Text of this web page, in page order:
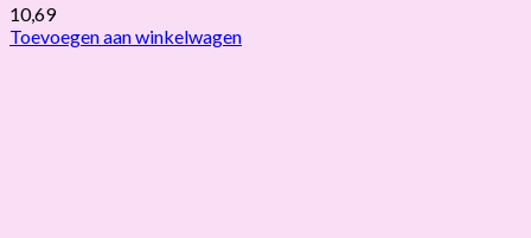
10,69
Toevoegen aan winkelwagen